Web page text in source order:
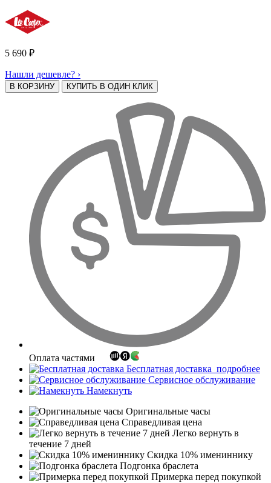
5 690 ₽
Нашли дешевле? ›
В КОРЗИНУ КУПИТЬ В ОДИН КЛИК
Оплата частями
Бесплатная доставка подробнее
Сервисное обслуживание
Намекнуть
Оригинальные часы
Справедливая цена
Легко вернуть в
течение 7 дней
Скидка 10% имениннику
Подгонка браслета
Примерка перед покупкой